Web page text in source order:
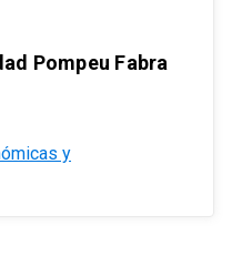
Pompeu Fabra
y